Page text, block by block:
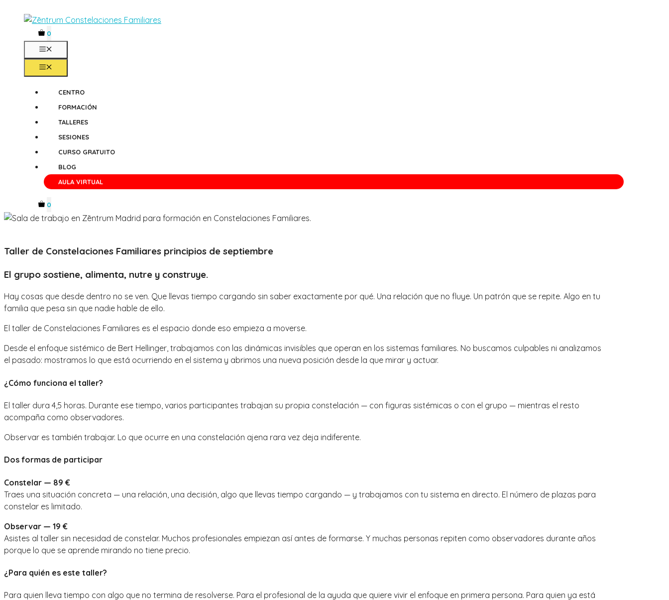
contenido
0
CENTRO
FORMACIÓN
TALLERES
SESIONES
CURSO GRATUITO
BLOG
AULA VIRTUAL
0
Taller de Constelaciones Familiares principios de septiembre
El grupo sostiene, alimenta, nutre y construye.
Hay cosas que desde dentro no se ven. Que llevas tiempo cargando sin saber exactamente por qué. Una relación que no fluye. Un patrón que se repite. Algo en tu
familia que pesa sin que nadie hable de ello.
El taller de Constelaciones Familiares es el espacio donde eso empieza a moverse.
Desde el enfoque sistémico de Bert Hellinger, trabajamos con las dinámicas invisibles que operan en los sistemas familiares. No buscamos culpables ni analizamos
el pasado: mostramos lo que está ocurriendo en el sistema y abrimos una nueva posición desde la que mirar y actuar.
¿Cómo funciona el taller?
El taller dura 4,5 horas. Durante ese tiempo, varios participantes trabajan su propia constelación — con figuras sistémicas o con el grupo — mientras el resto
acompaña como observadores.
Observar es también trabajar. Lo que ocurre en una constelación ajena rara vez deja indiferente.
Dos formas de participar
Constelar — 89 €
Traes una situación concreta — una relación, una decisión, algo que llevas tiempo cargando — y trabajamos con tu sistema en directo. El número de plazas para
constelar es limitado.
Observar — 19 €
Asistes al taller sin necesidad de constelar. Muchos profesionales empiezan así antes de formarse. Y muchas personas repiten como observadores durante años
porque lo que se aprende mirando no tiene precio.
¿Para quién es este taller?
Para quien lleva tiempo con algo que no termina de resolverse. Para el profesional de la ayuda que quiere vivir el enfoque en primera persona. Para quien ya está